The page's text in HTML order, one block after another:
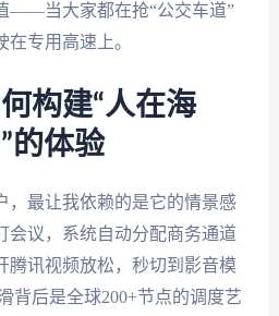
——当大家都在抢“公交车道”
专用高速上。
构建“人在海
的体验
，最让我依赖的是它的情景感
会议，系统自动分配商务通道
腾讯视频放松，秒切到影音模
背后是全球200+节点的调度艺